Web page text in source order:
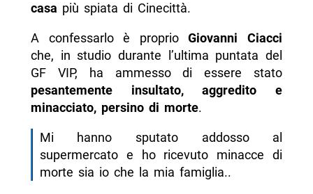
casa più spiata di Cinecittà.
A confessarlo è proprioGiovanni Ciacci
che, in studio durante l’ultima puntata del
GF VIP, ha ammesso di essere stato
pesantemente insultato, aggredito e
minacciato, persino di morte.
Mi hanno sputato addosso al
supermercato e ho ricevuto minacce di
morte sia io che la mia famiglia..